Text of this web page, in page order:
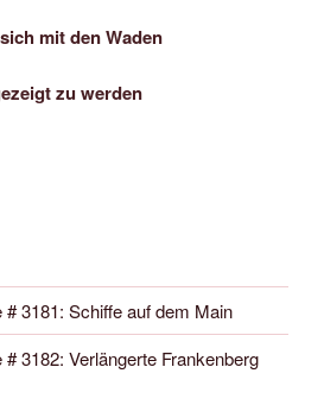
mit den Waden
zu werden
# 3181: Schiffe auf dem Main
# 3182: Verlängerte Frankenberg